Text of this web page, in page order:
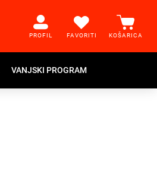
PROFIL FAVORITI KOŠARICA
VANJSKI PROGRAM